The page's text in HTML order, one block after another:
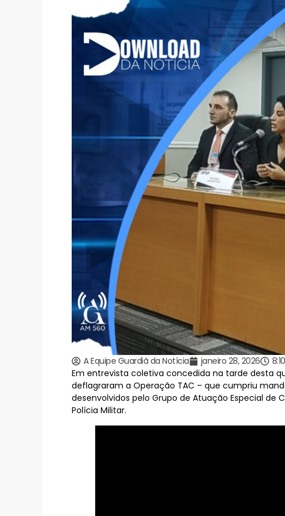
A Equipe Guardiã da Notícia janeiro 28, 2026
Em entrevista coletiva concedida na tarde desta
deflagraram a Operação TAC – que cumpriu
desenvolvidos pelo Grupo de Atuação Especial de
Polícia Militar.